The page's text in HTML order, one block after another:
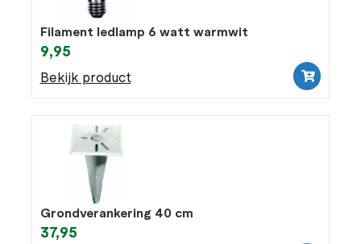
Filament ledlamp 6 watt warmwit
9,95
Bekijk product
Grondverankering 40 cm
37,95